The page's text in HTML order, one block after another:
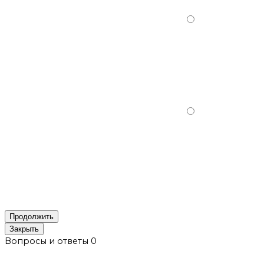
Продолжить
Закрыть
Вопросы и ответы 0